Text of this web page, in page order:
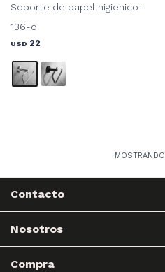
Soporte de papel higienico -
136-c
USD 22
MOSTRANDO
Contacto
Nosotros
Compra